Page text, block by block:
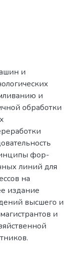
и
и
обработки
фор-
линий для
на
издание
высшего и
и